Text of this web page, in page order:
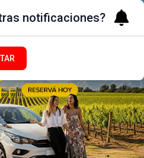
notificaciones?